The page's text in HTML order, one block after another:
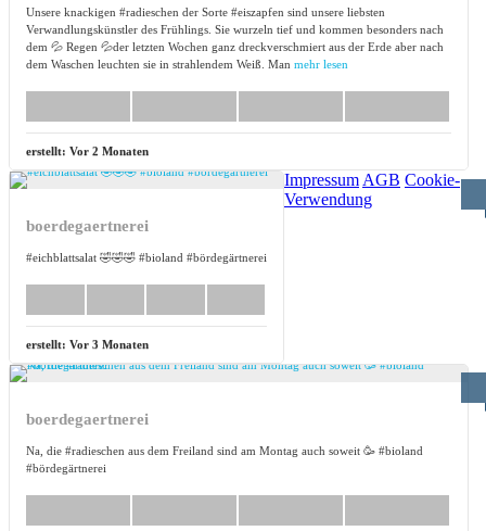
Unsere knackigen #radieschen der Sorte #eiszapfen sind unsere liebsten
Verwandlungskünstler des Frühlings. Sie wurzeln tief und kommen besonders nach
dem 💦 Regen 💦der letzten Wochen ganz dreckverschmiert aus der Erde aber nach
dem Waschen leuchten sie in strahlendem Weiß. Man mehr lesen
erstellt: Vor 2 Monaten
boerdegaertnerei
#eichblattsalat 🤣🤣🤣 #bioland #bördegärtnerei
erstellt: Vor 3 Monaten
boerdegaertnerei
Na, die #radieschen aus dem Freiland sind am Montag auch soweit 🥳 #bioland
#bördegärtnerei
Impressum AGB Cookie-
Verwendung